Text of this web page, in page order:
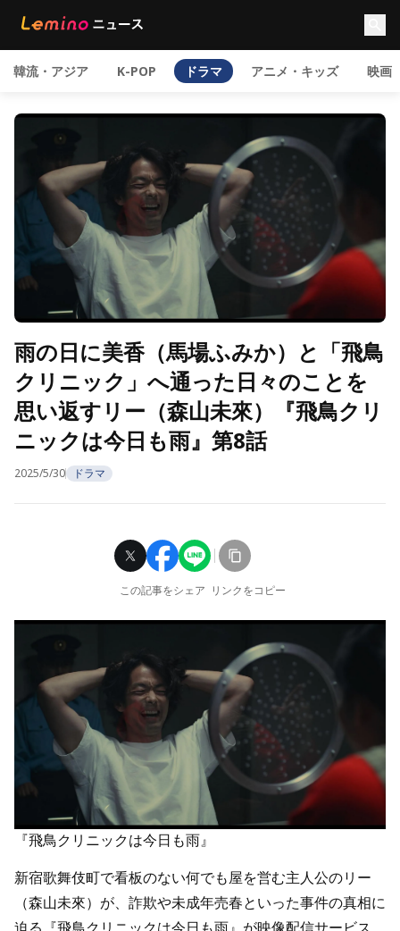
韓流・アジア K-POP ドラマ アニメ・キッズ 映画
雨の日に美香（馬場ふみか）と「飛鳥
クリニック」へ通った日々のことを
思い返すリー（森山未來）『飛鳥クリ
ニックは今日も雨』第8話
2025/5/30 ドラマ
この記事をシェア リンクをコピー
『飛鳥クリニックは今日も雨』
新宿歌舞伎町で看板のない何でも屋を営む主人公のリー
（森山未來）が、詐欺や未成年売春といった事件の真相に